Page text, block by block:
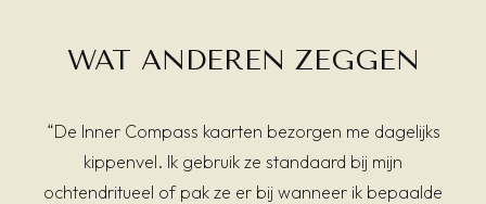
WAT ANDEREN ZEGGEN
“De Inner Compass kaarten bezorgen me dagelijks
kippenvel. Ik gebruik ze standaard bij mijn
ochtendritueel of pak ze er bij wanneer ik bepaalde